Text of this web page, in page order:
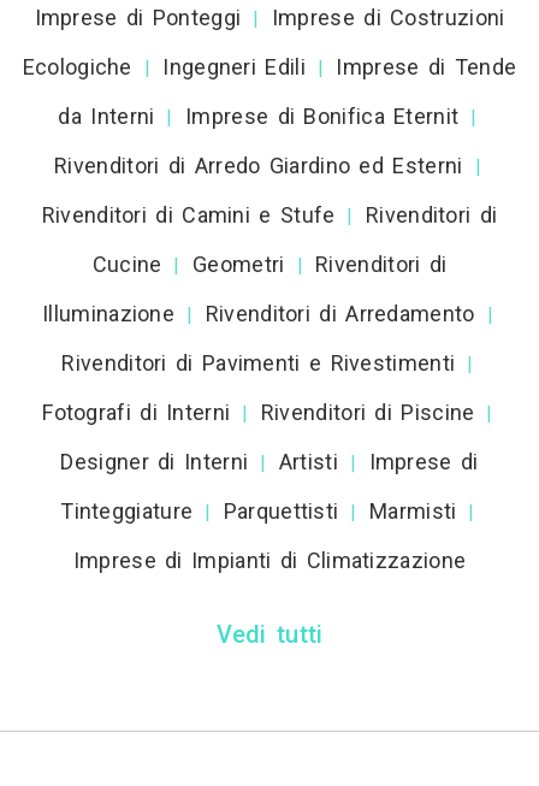
Imprese di Ponteggi |
Imprese di Costruzioni
Ecologiche
| Ingegneri Edili |
Imprese di Tende
da Interni
| Imprese di Bonifica Eternit |
Rivenditori di Arredo Giardino ed Esterni |
Rivenditori di Camini e Stufe |
Rivenditori di
Cucine
| Geometri |
Rivenditori di
Illuminazione
| Rivenditori di Arredamento |
Rivenditori di Pavimenti e Rivestimenti |
Fotografi di Interni | Rivenditori di Piscine |
Designer di Interni | Artisti |
Imprese di
Tinteggiature
| Parquettisti | Marmisti |
Imprese di Impianti di Climatizzazione
Vedi tutti